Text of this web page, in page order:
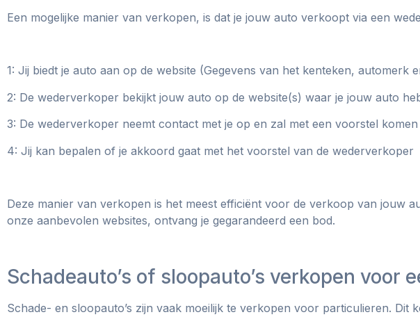
Een mogelijke manier van verkopen, is dat je jouw auto verkoopt via een
1: Jij biedt je auto aan op de website (Gegevens van het kenteken, automerk
2: De wederverkoper bekijkt jouw auto op de website(s) waar je jouw auto
3: De wederverkoper neemt contact met je op en zal met een voorstel komen
4: Jij kan bepalen of je akkoord gaat met het voorstel van de wederverkoper
Deze manier van verkopen is het meest efficiënt voor de verkoop van jouw
onze aanbevolen websites, ontvang je gegarandeerd een bod.
Schadeauto’s of sloopauto’s verkopen voor
Schade- en sloopauto’s zijn vaak moeilijk te verkopen voor particulieren.